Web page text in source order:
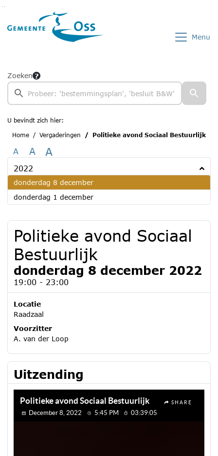
Ga naar de inhoud van deze pagina
Ga naar het zoeken
Ga naar het menu
Menu
Zoeken
U bevindt zich hier:
Home
Vergaderingen Politieke avond Sociaal Bestuurlijk
A A A
2022
donderdag 8 december2022
donderdag 1 december2022
Politieke avond Sociaal
Bestuurlijk
donderdag 8 december 2022
19:00 - 23:00
Locatie
Raadzaal
Voorzitter
A. van der Loop
Uitzending